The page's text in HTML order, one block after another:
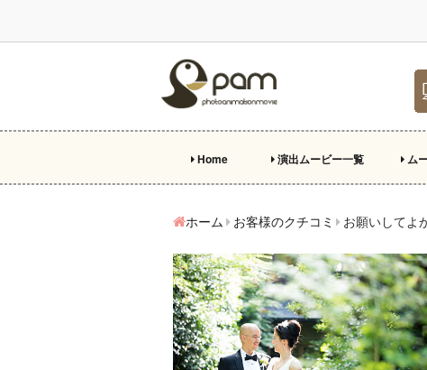
Home 演出ムービー一覧 ム
ホーム お客様のクチコミ お願いしてよ